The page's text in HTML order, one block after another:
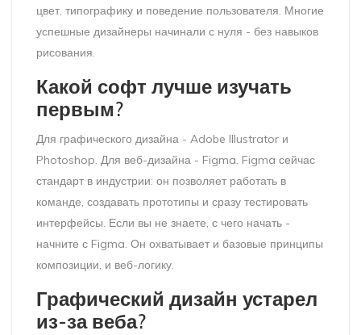
цвет, типографику и поведение пользователя. Многие
успешные дизайнеры начинали с нуля - без навыков
рисования.
Какой софт лучше изучать
первым?
Для графического дизайна - Adobe Illustrator и
Photoshop. Для веб-дизайна - Figma. Figma сейчас
стандарт в индустрии: он позволяет работать в
команде, создавать прототипы и сразу тестировать
интерфейсы. Если вы не знаете, с чего начать -
начните с Figma. Он охватывает и базовые принципы
композиции, и веб-логику.
Графический дизайн устарел
из-за веба?